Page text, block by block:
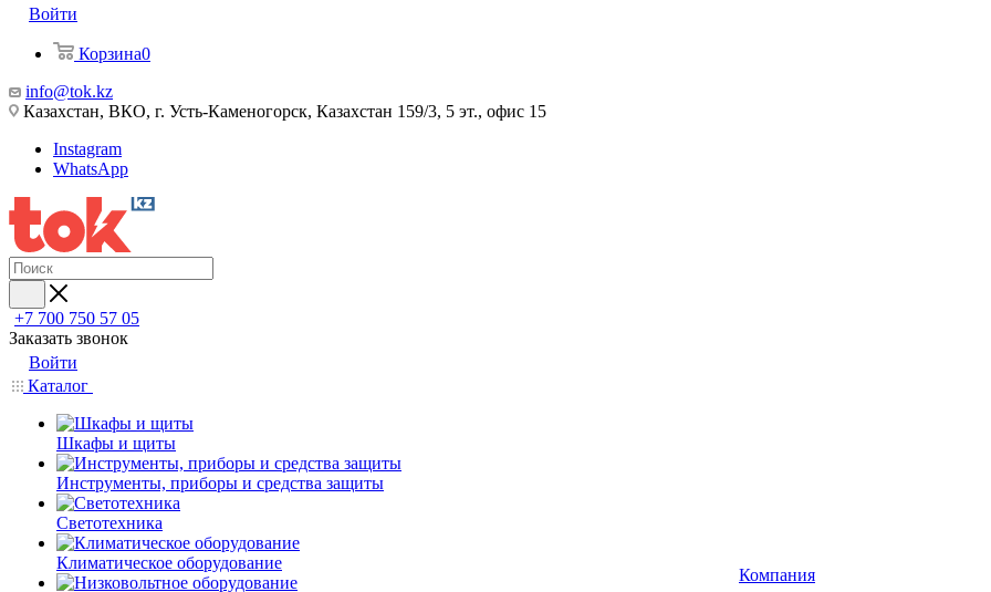
Войти
Корзина0
info@tok.kz
Казахстан, ВКО, г. Усть-Каменогорск, Казахстан 159/3, 5 эт., офис 15
Instagram
WhatsApp
+7 700 750 57 05
Заказать звонок
Войти
Каталог
Шкафы и щиты
Инструменты, приборы и средства защиты
Светотехника
Климатическое оборудование
Компания